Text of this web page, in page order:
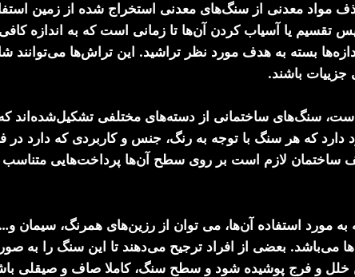
معدنی از سنگ‌های معدنی استخراج شده از زمین
یا آسیاب کردن آن‌ها تا زمانی است که به اندازه کافی
بسته به هدف مورد نظر تراشید. این تراش‌ها می‌توانند
باشند.
سنگ‌های ساختمانی از دسته‌های مختلفی تشکیل‌شده‌اند
دارد که هر سنگ با توجه به رنگ، جنس و کاربردی که دارد
ساختمان لازم است بر روی سطح آن‌ها پرداخت‌هایی متناسب
استفاده آن‌ها، می توان از رزین‌های همرنگ، سیمان و….
می‌باشد. بعضی از افراد ترجیح می‌دهند تا این سنگ را به
خلل و فرج پوشیده شود و سطح سنگ، کاملا صاف و صیقلی